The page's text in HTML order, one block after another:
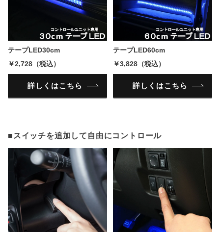
テープLED30cm
￥2,728（税込）
詳しくはこちら
テープLED60cm
￥3,828（税込）
詳しくはこちら
■スイッチを追加して自由にコントロール